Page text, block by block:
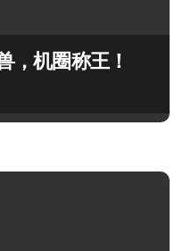
，机圈称王！